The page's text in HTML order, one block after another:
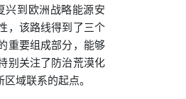
兴到欧洲战略能源安
，该路线得到了三个
重要组成部分，能够
别关注了防治荒漠化
域联系的起点。